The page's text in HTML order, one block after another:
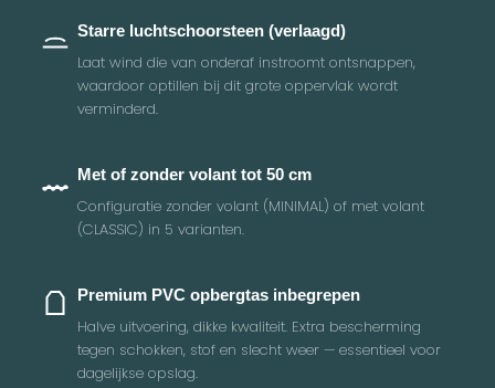
Starre luchtschoorsteen (verlaagd)
Laat wind die van onderaf instroomt ontsnappen,
waardoor optillen bij dit grote oppervlak wordt
verminderd.
Met of zonder volant tot 50 cm
Configuratie zonder volant (MINIMAL) of met volant
(CLASSIC) in 5 varianten.
Premium PVC opbergtas inbegrepen
Halve uitvoering, dikke kwaliteit. Extra bescherming
tegen schokken, stof en slecht weer — essentieel voor
dagelijkse opslag.